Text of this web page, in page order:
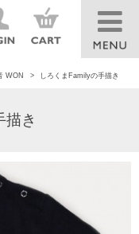
WON しろくまFamilyの手描き
描き